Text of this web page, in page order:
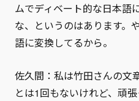
ムでディベート的な日本語
な、というのはあります。
語に変換してるから。
佐久間：私は竹田さんの文
とは1回もないけれど、頑